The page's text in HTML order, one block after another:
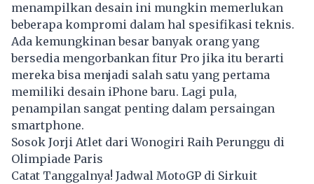
menampilkan desain ini mungkin memerlukan
beberapa kompromi dalam hal spesifikasi teknis.
Ada kemungkinan besar banyak orang yang
bersedia mengorbankan fitur Pro jika itu berarti
mereka bisa menjadi salah satu yang pertama
memiliki desain iPhone baru. Lagi pula,
penampilan sangat penting dalam persaingan
smartphone.
Sosok Jorji Atlet dari Wonogiri Raih Perunggu di
Olimpiade Paris
Catat Tanggalnya! Jadwal MotoGP di Sirkuit